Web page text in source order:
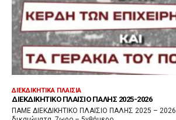
ΔΙΕΚΔΙΚΗΤΙΚΆ ΠΛΑΊΣΙΑ
ΔΙΕΚΔΙΚΗΤΙΚΌ ΠΛΑΊΣΙΟ ΠΆΛΗΣ 2025-2026
ΠΑΜΕ ΔΙΕΚΔΙΚΗΤΙΚΟ ΠΛΑΙΣΙΟ ΠΑΛΗΣ 2025 – 2026 Σταθερή δουλειά με